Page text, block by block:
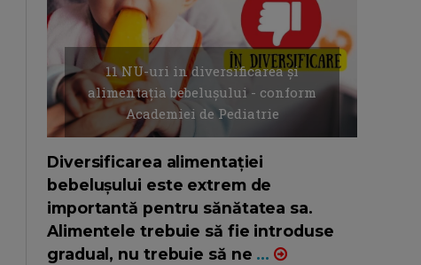
11 NU-uri in diversificarea și
alimentația bebelușului - conform
Academiei de Pediatrie
Diversificarea alimentației
bebelușului este extrem de
importantă pentru sănătatea sa.
Alimentele trebuie să fie introduse
gradual, nu trebuie să ne ...